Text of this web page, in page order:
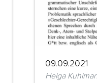
09.09.2021
Helga